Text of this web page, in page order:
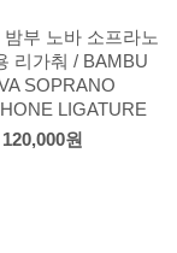
부 노바 소프라노
리가춰 / BAMBU
SOPRANO
LIGATURE
120,000원